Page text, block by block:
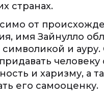
странах.
от
имя Зайнулло
символикой и
человеку
и харизму, а
его самооценку.